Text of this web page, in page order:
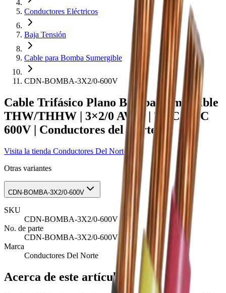
Conductores Eléctricos
Baja Tensión
Cable para Bomba Sumergible
CDN-BOMBA-3X2/0-600V
Cable Trifásico Plano Bomba Sumergible
THW/THHW | 3×2/0 AWG | 75°C/90°C
600V | Conductores del Norte
Visita la tienda Conductores Del Norte
Otras variantes
CDN-BOMBA-3X2/0-600V
SKU
CDN-BOMBA-3X2/0-600V
No. de parte
CDN-BOMBA-3X2/0-600V
Marca
Conductores Del Norte
Acerca de este artículo